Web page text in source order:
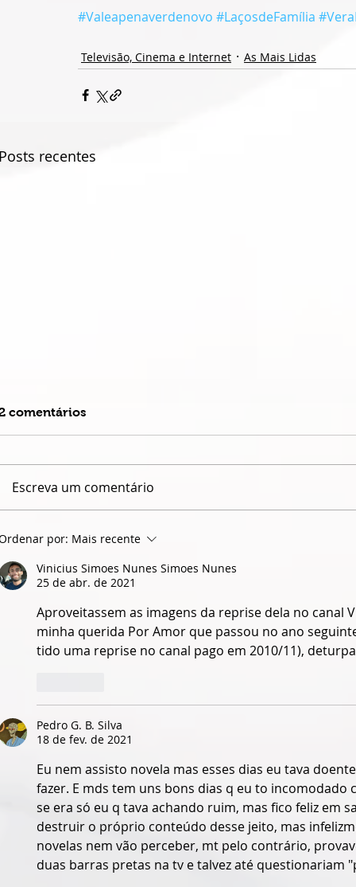
#Valeapenaverdenovo #LaçosdeFamília
Televisão, Cinema e Internet As Mais Lidas
recentes
QUANDO O NOME JAIME
GOIÁS PERDE UM POUCO
DA PRÓPRIA HISTÓRIA
comentários
Escreva um comentário
por: Mais recente
Vinicius Simoes Nunes Simoes Nunes
25 de abr. de 2021
Aproveitassem as imagens da reprise dela no canal
minha querida Por Amor que passou no ano
tido uma reprise no canal pago em 2010/11),
Pedro G. B. Silva
18 de fev. de 2021
Eu nem assisto novela mas esses dias eu tava
fazer. E mds tem uns bons dias q eu to
se era só eu q tava achando ruim, mas fico feliz em
destruir o próprio conteúdo desse jeito, mas
novelas nem vão perceber, mt pelo contrário,
duas barras pretas na tv e talvez até questionariam